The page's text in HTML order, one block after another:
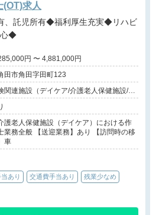
求人
心◆
年収 3,285,000円 〜 4,881,000円
田市角田字田町123
関連施設（デイケア/介護老人保健施設/訪
リハ）、その他（その他）
護老人保健施設（デイケア）における作
業務全般 【送迎業務】あり 【訪問時の移
車
あり 交通費手当あり 残業少なめ